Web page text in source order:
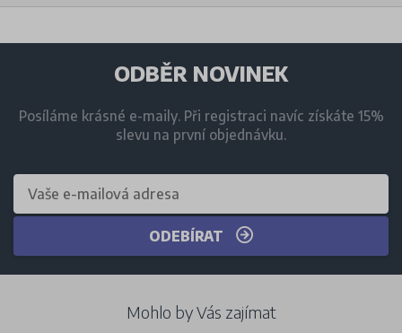
ODBĚR NOVINEK
Posíláme krásné e-maily. Při registraci navíc získáte 15%
slevu na první objednávku.
ODEBÍRAT
Mohlo by Vás zajímat